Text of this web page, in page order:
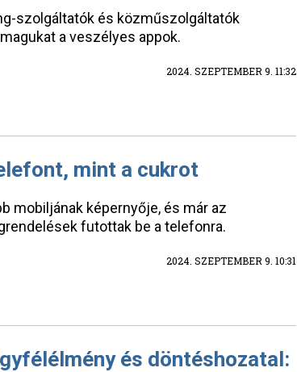
szolgáltatók és közműszolgáltatók
a veszélyes appok.
2024. SZEPTEMBER 9. 11:32
mint a cukrot
mobiljának képernyője, és már az
futottak be a telefonra.
2024. SZEPTEMBER 9. 10:31
és döntéshozatal: